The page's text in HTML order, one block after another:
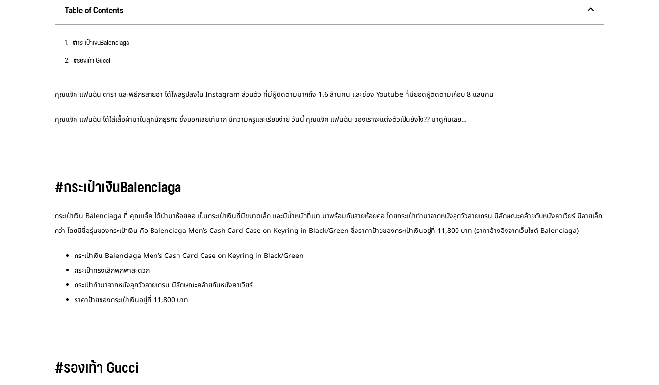
Table of Contents
#กระเป๋าเงินBalenciaga
#รองเท้า Gucci
คุณแจ็ค แฟนฉัน ดารา และพิธีกรสายฮา ได้โพสรูปลงใน Instagram ส่วนตัว ที่มีผู้ติดตามมากถึง 1.6 ล้านคน และช่อง Youtube ที่มียอดผู้ติดตามเกือบ 8 แสนคน
คุณแจ็ค แฟนฉัน ได้ใส่เสื้อผ้ามาในลุคนักธุรกิจ ซึ่งบอกเลยเท่มาก มีความหรูและเรียบง่าย วันนี้ คุณแจ็ค แฟนฉัน ของเราจะแต่งตัวเป็นยังไง?? มาดูกันเลย…
#กระเป๋าเงินBalenciaga
กระเป๋าเงิน Balenciaga ที่ คุณแจ็ค ได้นำมาห้อยคอ เป็นกระเป๋าเงินที่มีขนาดเล็ก และมีน้ำหนักที่เบา มาพร้อมกับสายห้อยคอ โดยกระเป๋าทำมาจากหนังลูกวัวลายเกรน มีลักษณะคล้ายกับหนังคาเวียร์ มีลายเล็ก
กว่า โดยมีชื่อรุ่นของกระเป๋าเงิน คือ Balenciaga Men’s Cash Card Case on Keyring in Black/Green ซึ่งราคาป้ายของกระเป๋าเงินอยู่ที่ 11,800 บาท (ราคาอ้างอิงจากเว็บไซต์ Balenciaga)
กระเป๋าเงิน Balenciaga Men’s Cash Card Case on Keyring in Black/Green
กระเป๋าทรงเล็กพกพาสะดวก
กระเป๋าทำมาจากหนังลูกวัวลายเกรน มีลักษณะคล้ายกับหนังคาเวียร์
ราคาป้ายของกระเป๋าเงินอยู่ที่ 11,800 บาท
#รองเท้า Gucci